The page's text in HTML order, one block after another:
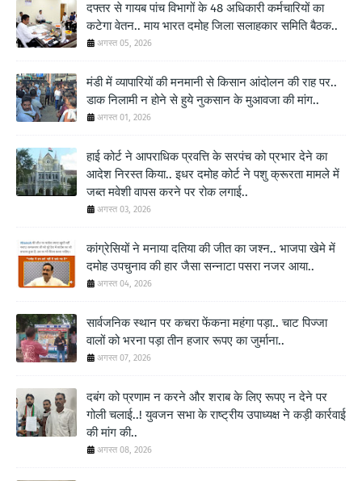
दफ्तर से गायब पांच विभागों के 48 अधिकारी कर्मचारियों का
कटेगा वेतन.. माय भारत दमोह जिला सलाहकार समिति बैठक..
अगस्त 05, 2026
मंडी में व्यापारियों की मनमानी से किसान आंदोलन की राह पर..
डाक निलामी न होने से हुये नुकसान के मुआवजा की मांग..
अगस्त 01, 2026
हाई कोर्ट ने आपराधिक प्रवत्ति के सरपंच को प्रभार देने का
आदेश निरस्त किया.. इधर दमोह कोर्ट ने पशु क्रूरता मामले में
जब्त मवेशी वापस करने पर रोक लगाई..
अगस्त 03, 2026
कांग्रेसियों ने मनाया दतिया की जीत का जश्न.. भाजपा खेमे में
दमोह उपचुनाव की हार जैसा सन्नाटा पसरा नजर आया..
अगस्त 04, 2026
सार्वजनिक स्थान पर कचरा फेंकना महंगा पड़ा.. चाट पिज्जा
वालों को भरना पड़ा तीन हजार रूपए का जुर्माना..
अगस्त 07, 2026
दबंग को प्रणाम न करने और शराब के लिए रूपए न देने पर
गोली चलाई..! युवजन सभा के राष्ट्रीय उपाध्यक्ष ने कड़ी कार्रवाई
की मांग की..
अगस्त 08, 2026